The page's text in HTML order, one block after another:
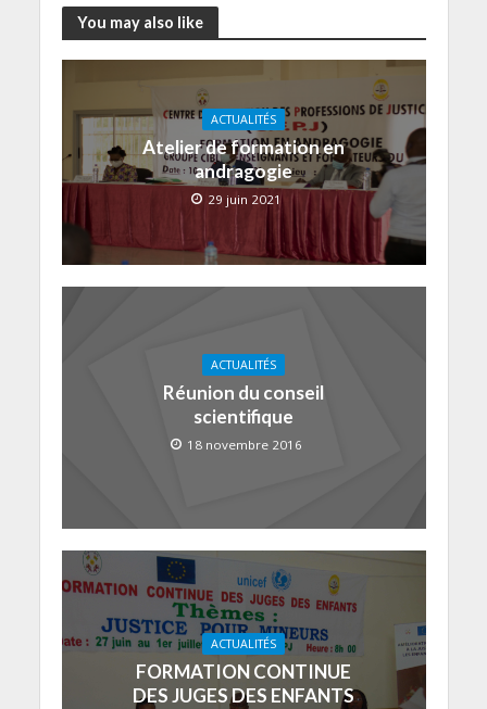
You may also like
ACTUALITÉS
Atelier de formation en
andragogie
29 juin 2021
ACTUALITÉS
Réunion du conseil
scientifique
18 novembre 2016
ACTUALITÉS
FORMATION CONTINUE
DES JUGES DES ENFANTS